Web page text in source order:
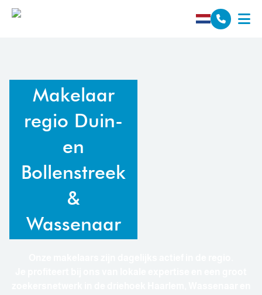
Spring naar inhoud
Makelaar
regio Duin-
en
Bollenstreek
&
Wassenaar